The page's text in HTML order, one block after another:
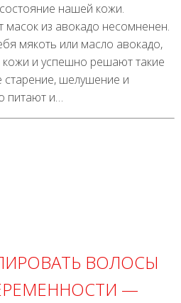
нашей кожи.
из авокадо несомненен.
мякоть или масло авокадо,
кожи и успешно решают такие
старение, шелушение и
питают и…
ВОЛОСЫ
—